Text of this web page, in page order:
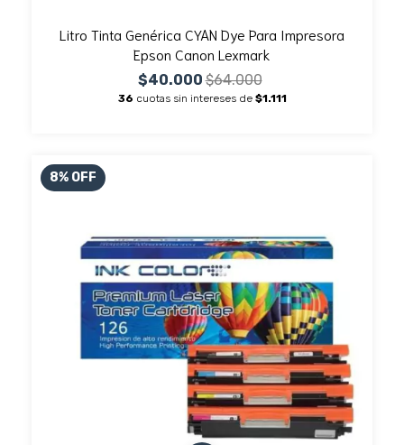
Litro Tinta Genérica CYAN Dye Para Impresora
Epson Canon Lexmark
$40.000$64.000
36 cuotas sin intereses de $1.111
8% OFF